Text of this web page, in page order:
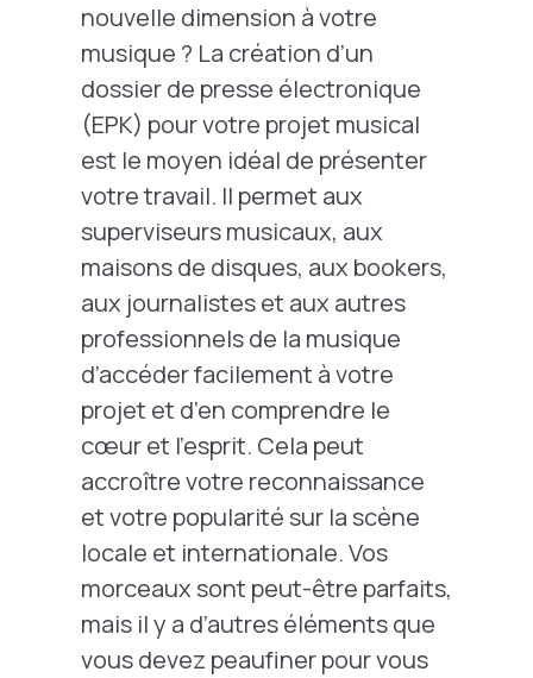
nouvelle dimension à votre
musique ? La création d’un
dossier de presse électronique
(EPK) pour votre projet musical
est le moyen idéal de présenter
votre travail. Il permet aux
superviseurs musicaux, aux
maisons de disques, aux bookers,
aux journalistes et aux autres
professionnels de la musique
d’accéder facilement à votre
projet et d’en comprendre le
cœur et l’esprit. Cela peut
accroître votre reconnaissance
et votre popularité sur la scène
locale et internationale. Vos
morceaux sont peut-être parfaits,
mais il y a d’autres éléments que
vous devez peaufiner pour vous